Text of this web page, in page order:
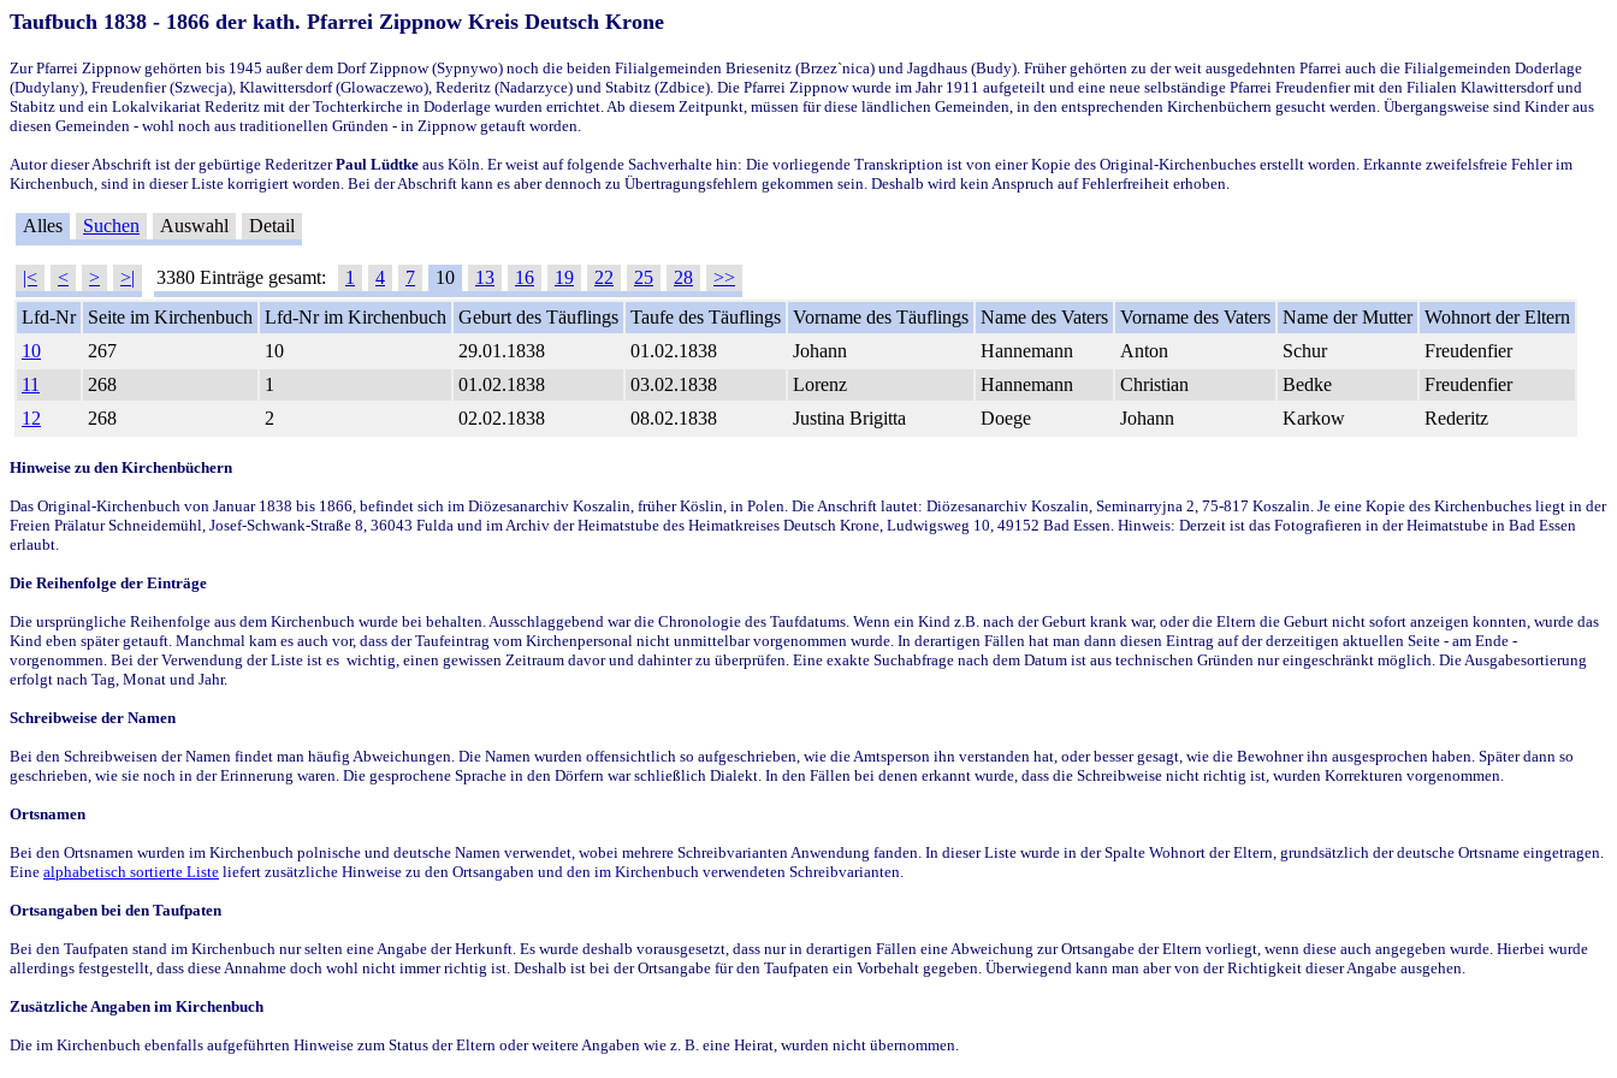
Taufbuch 1838 - 1866 der kath. Pfarrei Zippnow Kreis Deutsch Krone
Zur Pfarrei Zippnow gehörten bis 1945 außer dem Dorf Zippnow (Sypnywo) noch die beiden Filialgemeinden Briesenitz (Brzez`nica) und Jagdhaus (Budy). Früher gehörten zu der weit ausgedehnten Pfarrei auch die Filialgemeinden Doderlage
(Dudylany), Freudenfier (Szwecja), Klawittersdorf (Glowaczewo), Rederitz (Nadarzyce) und Stabitz (Zdbice). Die Pfarrei Zippnow wurde im Jahr 1911 aufgeteilt und eine neue selbständige Pfarrei Freudenfier mit den Filialen Klawittersdorf und
Stabitz und ein Lokalvikariat Rederitz mit der Tochterkirche in Doderlage wurden errichtet. Ab diesem Zeitpunkt, müssen für diese ländlichen Gemeinden, in den entsprechenden Kirchenbüchern gesucht werden. Übergangsweise sind Kinder aus
diesen Gemeinden - wohl noch aus traditionellen Gründen - in Zippnow getauft worden.
Autor dieser Abschrift ist der gebürtige RederitzerPaul Lüdtke aus Köln. Er weist auf folgende Sachverhalte hin: Die vorliegende Transkription ist von einer Kopie des Original-Kirchenbuches erstellt worden. Erkannte zweifelsfreie Fehler im
Kirchenbuch, sind in dieser Liste korrigiert worden. Bei der Abschrift kann es aber dennoch zu Übertragungsfehlern gekommen sein. Deshalb wird kein Anspruch auf Fehlerfreiheit erhoben.
Alles Suchen Auswahl Detail
|< < > >| 3380 Einträge gesamt: 1 4 7 10 13 16 19 22 25 28
>>
Lfd-Nr
Seite im Kirchenbuch Lfd-Nr im Kirchenbuch Geburt des Täuflings Taufe des Täuflings Vorname des Täuflings Name des Vaters Vorname des Vaters Name der Mutter Wohnort der Eltern
10
267 10 29.01.1838 01.02.1838 Johann Hannemann Anton Schur
Freudenfier
11
268 1 01.02.1838 03.02.1838 Lorenz Hannemann Christian Bedke
Freudenfier
12
268 2 02.02.1838 08.02.1838 Justina Brigitta Doege Johann Karkow Rederitz
Hinweise zu den Kirchenbüchern
Das Original-Kirchenbuch von Januar 1838 bis 1866, befindet sich im Diözesanarchiv Koszalin, früher Köslin, in Polen. Die Anschrift lautet: Diözesanarchiv Koszalin, Seminarryjna 2, 75-817 Koszalin. Je eine Kopie des Kirchenbuches liegt in der
Freien Prälatur Schneidemühl, Josef-Schwank-Straße 8, 36043 Fulda und im Archiv der Heimatstube des Heimatkreises Deutsch Krone, Ludwigsweg 10, 49152 Bad Essen. Hinweis: Derzeit ist das Fotografieren in der Heimatstube in Bad Essen
erlaubt.
Die Reihenfolge der Einträge
Die ursprüngliche Reihenfolge aus dem Kirchenbuch wurde bei behalten. Ausschlaggebend war die Chronologie des Taufdatums. Wenn ein Kind z.B. nach der Geburt krank war, oder die Eltern die Geburt nicht sofort anzeigen konnten, wurde das
Kind eben später getauft. Manchmal kam es auch vor, dass der Taufeintrag vom Kirchenpersonal nicht unmittelbar vorgenommen wurde. In derartigen Fällen hat man dann diesen Eintrag auf der derzeitigen aktuellen Seite - am Ende -
vorgenommen. Bei der Verwendung der Liste ist es wichtig, einen gewissen Zeitraum davor und dahinter zu überprüfen. Eine exakte Suchabfrage nach dem Datum ist aus technischen Gründen nur eingeschränkt möglich. Die Ausgabesortierung
erfolgt nach Tag, Monat und Jahr.
Schreibweise der Namen
Bei den Schreibweisen der Namen findet man häufig Abweichungen. Die Namen wurden offensichtlich so aufgeschrieben, wie die Amtsperson ihn verstanden hat, oder besser gesagt, wie die Bewohner ihn ausgesprochen haben. Später dann so
geschrieben, wie sie noch in der Erinnerung waren. Die gesprochene Sprache in den Dörfern war schließlich Dialekt. In den Fällen bei denen erkannt wurde, dass die Schreibweise nicht richtig ist, wurden Korrekturen vorgenommen.
Ortsnamen
Bei den Ortsnamen wurden im Kirchenbuch polnische und deutsche Namen verwendet, wobei mehrere Schreibvarianten Anwendung fanden. In dieser Liste wurde in der Spalte Wohnort der Eltern, grundsätzlich der deutsche Ortsname eingetragen.
Eine alphabetisch sortierte Liste liefert zusätzliche Hinweise zu den Ortsangaben und den im Kirchenbuch verwendeten Schreibvarianten.
Ortsangaben bei den Taufpaten
Bei den Taufpaten stand im Kirchenbuch nur selten eine Angabe der Herkunft. Es wurde deshalb vorausgesetzt, dass nur in derartigen Fällen eine Abweichung zur Ortsangabe der Eltern vorliegt, wenn diese auch angegeben wurde. Hierbei wurde
allerdings festgestellt, dass diese Annahme doch wohl nicht immer richtig ist. Deshalb ist bei der Ortsangabe für den Taufpaten ein Vorbehalt gegeben. Überwiegend kann man aber von der Richtigkeit dieser Angabe ausgehen.
Zusätzliche Angaben im Kirchenbuch
Die im Kirchenbuch ebenfalls aufgeführten Hinweise zum Status der Eltern oder weitere Angaben wie z. B. eine Heirat, wurden nicht übernommen.